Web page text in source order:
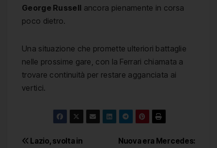
George Russell ancora pienamente in corsa
poco dietro.
Una situazione che promette ulteriori battaglie
nelle prossime gare, con la Ferrari chiamata a
trovare continuità per restare agganciata ai
vertici.
Navigazione
Nuova era Mercedes:
Lazio, svolta in